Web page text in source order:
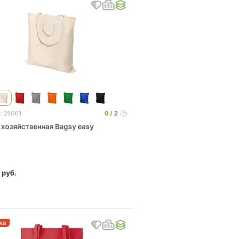
25001 0 2
Cумка хозяйственная Bagsy easy